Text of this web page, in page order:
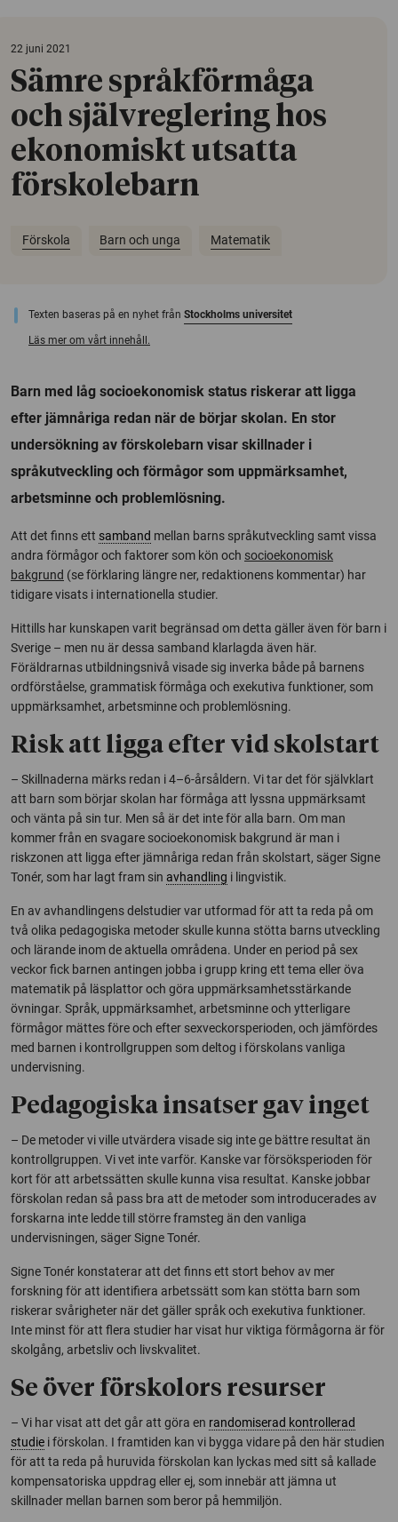
22 juni 2021
Sämre språkförmåga
och självreglering hos
ekonomiskt utsatta
förskolebarn
Förskola Barn och unga Matematik
Texten baseras på en nyhet från Stockholms universitet
Läs mer om vårt innehåll.
Barn med låg socioekonomisk status riskerar att ligga
efter jämnåriga redan när de börjar skolan. En stor
undersökning av förskolebarn visar skillnader i
språkutveckling och förmågor som uppmärksamhet,
arbetsminne och problemlösning.
Att det finns ett samband mellan barns språkutveckling samt vissa
andra förmågor och faktorer som kön och socioekonomisk
bakgrund (se förklaring längre ner, redaktionens kommentar) har
tidigare visats i internationella studier.
Hittills har kunskapen varit begränsad om detta gäller även för barn i
Sverige – men nu är dessa samband klarlagda även här.
Föräldrarnas utbildningsnivå visade sig inverka både på barnens
ordförståelse, grammatisk förmåga och exekutiva funktioner, som
uppmärksamhet, arbetsminne och problemlösning.
Risk att ligga efter vid skolstart
– Skillnaderna märks redan i 4–6-årsåldern. Vi tar det för självklart
att barn som börjar skolan har förmåga att lyssna uppmärksamt
och vänta på sin tur. Men så är det inte för alla barn. Om man
kommer från en svagare socioekonomisk bakgrund är man i
riskzonen att ligga efter jämnåriga redan från skolstart, säger Signe
Tonér, som har lagt fram sin avhandling i lingvistik.
En av avhandlingens delstudier var utformad för att ta reda på om
två olika pedagogiska metoder skulle kunna stötta barns utveckling
och lärande inom de aktuella områdena. Under en period på sex
veckor fick barnen antingen jobba i grupp kring ett tema eller öva
matematik på läsplattor och göra uppmärksamhetsstärkande
övningar. Språk, uppmärksamhet, arbetsminne och ytterligare
förmågor mättes före och efter sexveckorsperioden, och jämfördes
med barnen i kontrollgruppen som deltog i förskolans vanliga
undervisning.
Pedagogiska insatser gav inget
– De metoder vi ville utvärdera visade sig inte ge bättre resultat än
kontrollgruppen. Vi vet inte varför. Kanske var försöksperioden för
kort för att arbetssätten skulle kunna visa resultat. Kanske jobbar
förskolan redan så pass bra att de metoder som introducerades av
forskarna inte ledde till större framsteg än den vanliga
undervisningen, säger Signe Tonér.
Signe Tonér konstaterar att det finns ett stort behov av mer
forskning för att identifiera arbetssätt som kan stötta barn som
riskerar svårigheter när det gäller språk och exekutiva funktioner.
Inte minst för att flera studier har visat hur viktiga förmågorna är för
skolgång, arbetsliv och livskvalitet.
Se över förskolors resurser
– Vi har visat att det går att göra en randomiserad kontrollerad
studie i förskolan. I framtiden kan vi bygga vidare på den här studien
för att ta reda på huruvida förskolan kan lyckas med sitt så kallade
kompensatoriska uppdrag eller ej, som innebär att jämna ut
skillnader mellan barnen som beror på hemmiljön.